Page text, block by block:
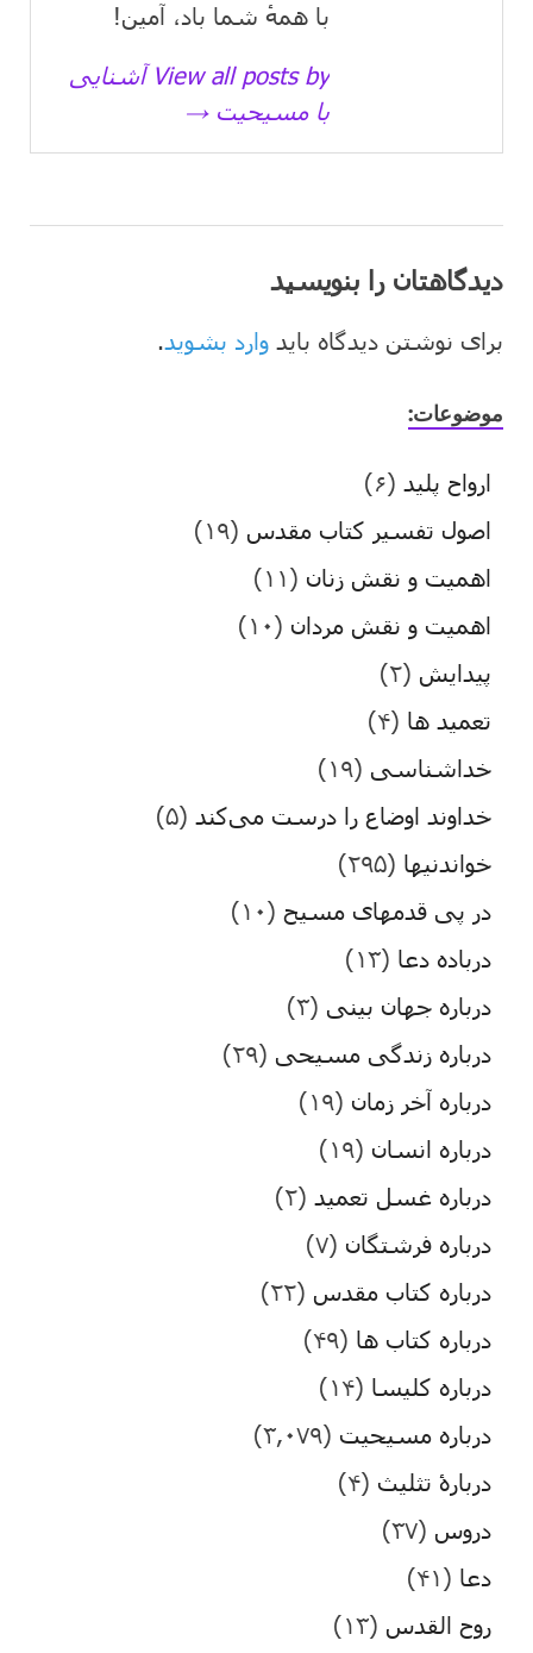
با همهٔ شما باد، آمین!
View all posts by آشنایی
با مسیحیت →
دیدگاهتان را بنویسید
برای نوشتن دیدگاه باید وارد بشوید.
موضوعات:
ارواح پلید (۶)
اصول تفسیر کتاب مقدس (۱۹)
اهمیت و نقش زنان (۱۱)
اهمیت و نقش مردان (۱۰)
پیدایش (۲)
تعمید ها (۴)
خداشناسی (۱۹)
خداوند اوضاع را درست می‌کند (۵)
خواندنیها (۲۹۵)
در پی قدمهای مسیح (۱۰)
درباده دعا (۱۳)
درباره جهان بینی (۳)
درباره زندگی مسیحی (۲۹)
درباره آخر زمان (۱۹)
درباره انسان (۱۹)
درباره غسل تعمید (۲)
درباره فرشتگان (۷)
درباره کتاب مقدس (۲۲)
درباره کتاب ها (۴۹)
درباره کلیسا (۱۴)
درباره مسیحیت (۳,۰۷۹)
دربارۀ تثلیث (۴)
دروس (۳۷)
دعا (۴۱)
روح القدس (۱۳)